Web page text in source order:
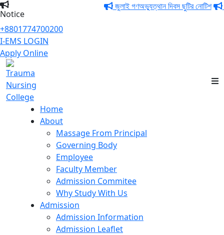
Notice
জুলাই গণঅভ্যুত্থান দিবস ছুটির নোটিশ
+8801774700200
I-EMS LOGIN
Apply Online
Home
About
Massage From Principal
Governing Body
Employee
Faculty Member
Admission Commitee
Why Study With Us
Admission
Admission Information
Admission Leaflet